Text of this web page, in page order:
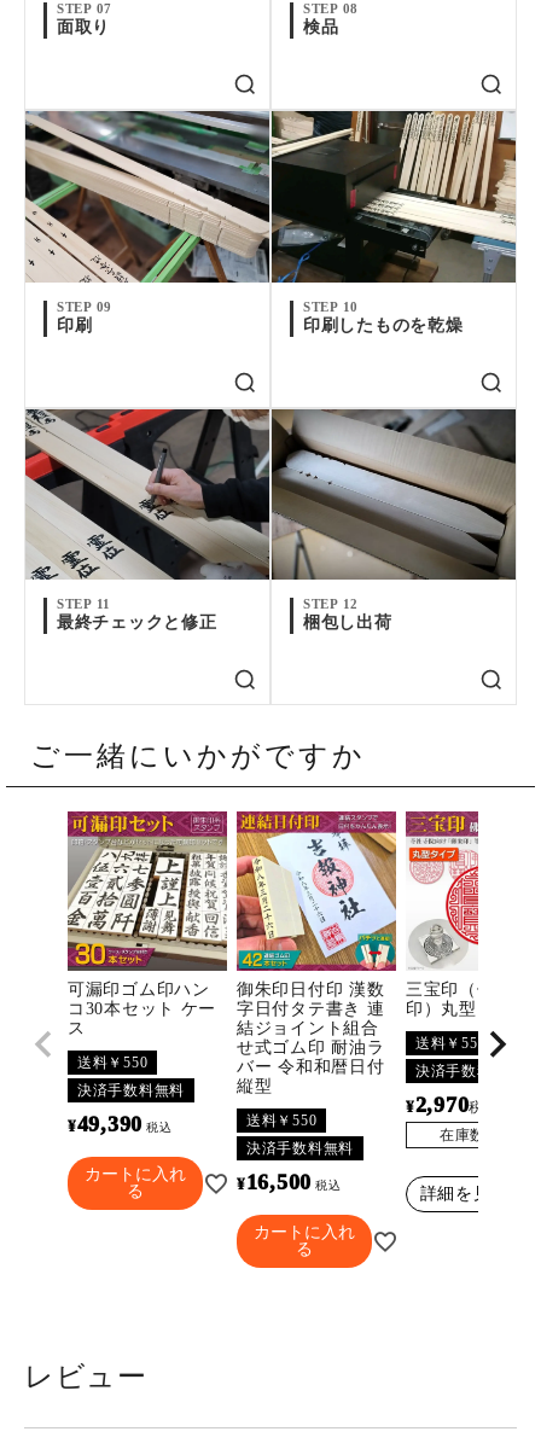
STEP 07
面取り
STEP 08
検品
STEP 09
印刷
STEP 10
印刷したものを乾燥
STEP 11
最終チェックと修正
STEP 12
梱包し出荷
ご一緒にいかがですか
可漏印ゴム印ハン
コ30本セット ケー
ス
送料￥550
決済手数料無料
¥49,390 税込
カートに入れ
る
御朱印日付印 漢数
字日付タテ書き 連
結ジョイント組合
せ式ゴム印 耐油ラ
バー 令和和暦日付
縦型
送料￥550
決済手数料無料
¥16,500 税込
カートに入れ
る
三宝印（佛法僧
印）丸型
送料￥550
決済手数料無料
¥2,970税込
在庫数
詳細を見る
レビュー